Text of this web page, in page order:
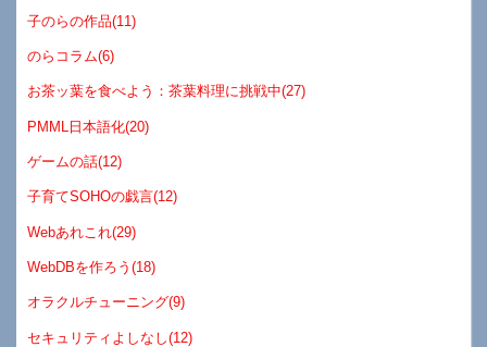
子のらの作品(11)
のらコラム(6)
お茶ッ葉を食べよう：茶葉料理に挑戦中(27)
PMML日本語化(20)
ゲームの話(12)
子育てSOHOの戯言(12)
Webあれこれ(29)
WebDBを作ろう(18)
オラクルチューニング(9)
セキュリティよしなし(12)